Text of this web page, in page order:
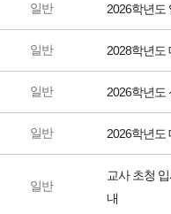
일반 2026학년도
일반 2028학년도
일반 2026학년도
일반 2026학년도
일반
교사 초청
내